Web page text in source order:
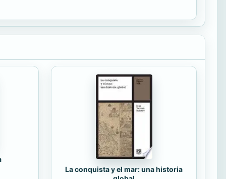
La conquista y el mar: una historia